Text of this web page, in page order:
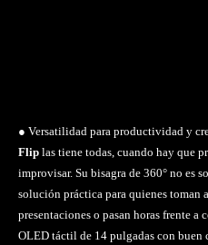
● Versatilidad para productividad y
Flip las tiene todas, cuando hay que
improvisar. Su bisagra de 360° no es
solución práctica para quienes toman
presentaciones o pasan horas frente
OLED táctil de 14 pulgadas con buen